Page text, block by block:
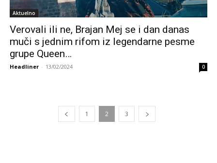
Aktuelno
Verovali ili ne, Brajan Mej se i dan danas
muči s jednim rifom iz legendarne pesme
grupe Queen…
Headliner - 13/02/2024 0
1 2 3